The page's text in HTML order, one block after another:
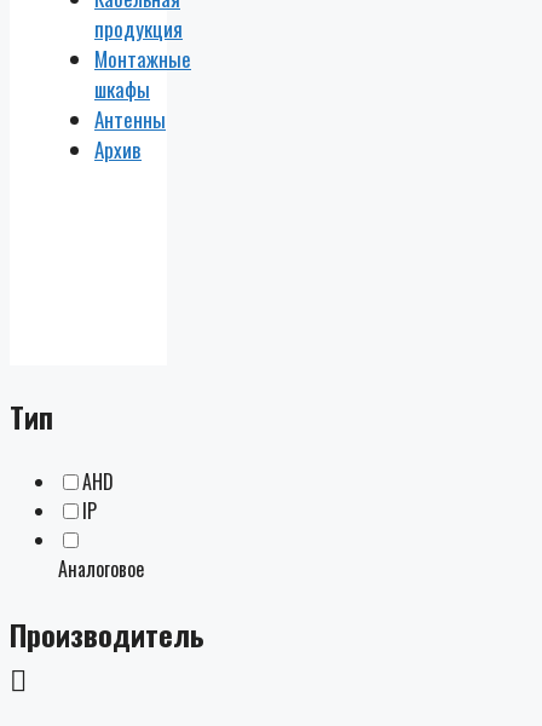
продукция
Монтажные
шкафы
Антенны
Архив
Тип
AHD
IP
Аналоговое
Производитель